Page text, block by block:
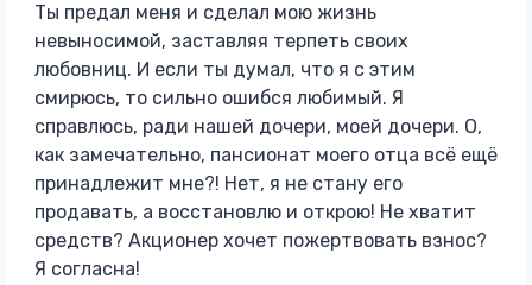
Ты предал меня и сделал мою жизнь
невыносимой, заставляя терпеть своих
любовниц. И если ты думал, что я с этим
смирюсь, то сильно ошибся любимый. Я
справлюсь, ради нашей дочери, моей дочери. О,
как замечательно, пансионат моего отца всё ещё
принадлежит мне?! Нет, я не стану его
продавать, а восстановлю и открою! Не хватит
средств? Акционер хочет пожертвовать взнос?
Я согласна!